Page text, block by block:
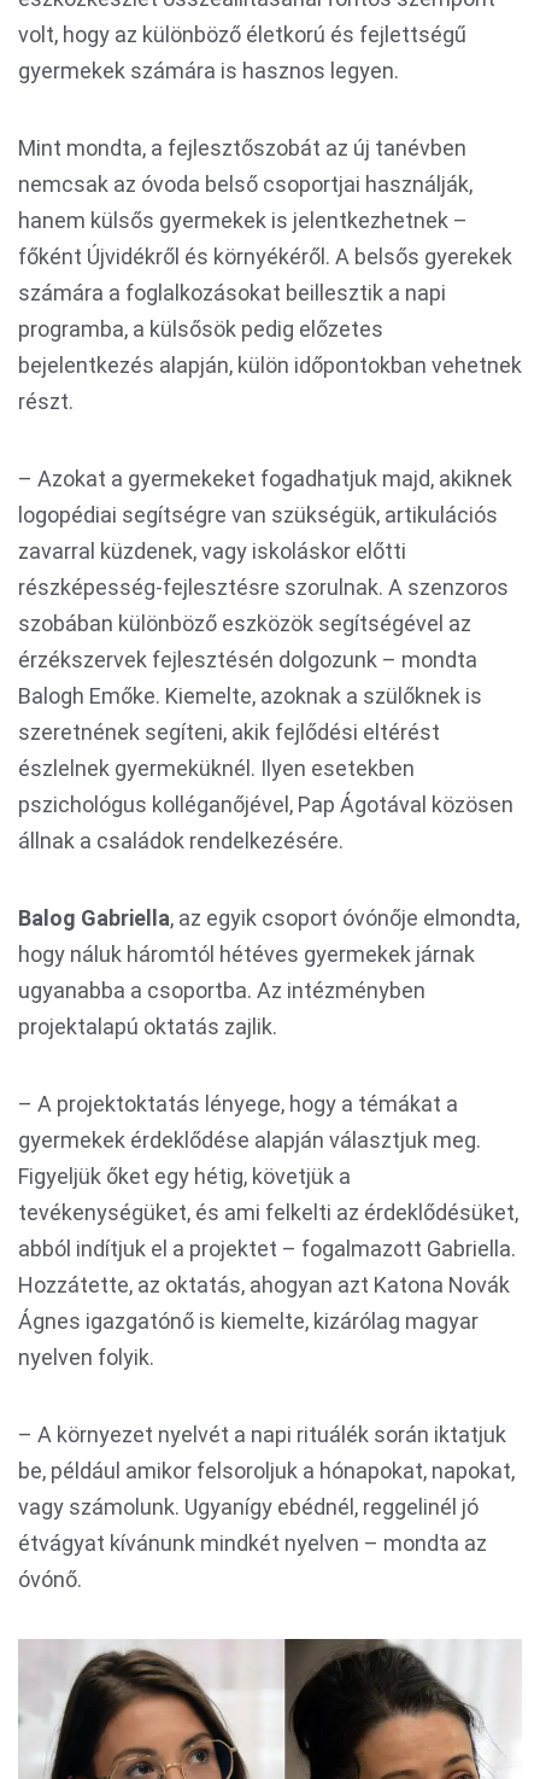
volt, hogy az különböző életkorú és fejlettségű
gyermekek számára is hasznos legyen.
Mint mondta, a fejlesztőszobát az új tanévben
nemcsak az óvoda belső csoportjai használják,
hanem külsős gyermekek is jelentkezhetnek –
főként Újvidékről és környékéről. A belsős gyerekek
számára a foglalkozásokat beillesztik a napi
programba, a külsősök pedig előzetes
bejelentkezés alapján, külön időpontokban vehetnek
részt.
– Azokat a gyermekeket fogadhatjuk majd, akiknek
logopédiai segítségre van szükségük, artikulációs
zavarral küzdenek, vagy iskoláskor előtti
részképesség-fejlesztésre szorulnak. A szenzoros
szobában különböző eszközök segítségével az
érzékszervek fejlesztésén dolgozunk – mondta
Balogh Emőke. Kiemelte, azoknak a szülőknek is
szeretnének segíteni, akik fejlődési eltérést
észlelnek gyermeküknél. Ilyen esetekben
pszichológus kolléganőjével, Pap Ágotával közösen
állnak a családok rendelkezésére.
Balog Gabriella, az egyik csoport óvónője elmondta,
hogy náluk háromtól hétéves gyermekek járnak
ugyanabba a csoportba. Az intézményben
projektalapú oktatás zajlik.
– A projektoktatás lényege, hogy a témákat a
gyermekek érdeklődése alapján választjuk meg.
Figyeljük őket egy hétig, követjük a
tevékenységüket, és ami felkelti az érdeklődésüket,
abból indítjuk el a projektet – fogalmazott Gabriella.
Hozzátette, az oktatás, ahogyan azt Katona Novák
Ágnes igazgatónő is kiemelte, kizárólag magyar
nyelven folyik.
– A környezet nyelvét a napi rituálék során iktatjuk
be, például amikor felsoroljuk a hónapokat, napokat,
vagy számolunk. Ugyanígy ebédnél, reggelinél jó
étvágyat kívánunk mindkét nyelven – mondta az
óvónő.